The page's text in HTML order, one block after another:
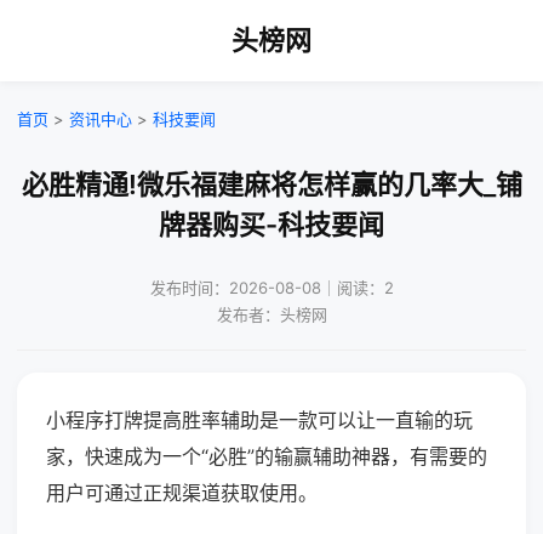
头榜网
首页 > 资讯中心 > 科技要闻
必胜精通!微乐福建麻将怎样赢的几率大_铺
牌器购买-科技要闻
发布时间：2026-08-08｜阅读：2
发布者：头榜网
小程序打牌提高胜率辅助是一款可以让一直输的玩
家，快速成为一个“必胜”的输赢辅助神器，有需要的
用户可通过正规渠道获取使用。